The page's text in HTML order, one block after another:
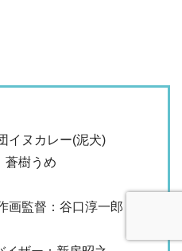
イヌカレー(泥犬)
蒼樹うめ
画監督：谷口淳一郎